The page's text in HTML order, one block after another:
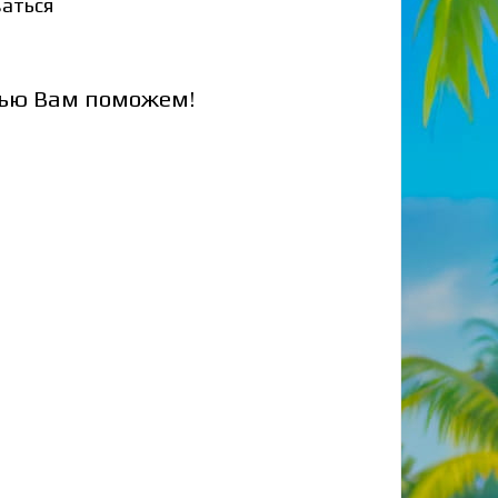
Вам поможем!